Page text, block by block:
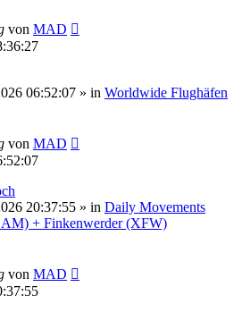
von MAD
06:52:07 » in Worldwide Flughäfen
von MAD
20:37:55 » in Daily Movements
+ Finkenwerder (XFW)
von MAD